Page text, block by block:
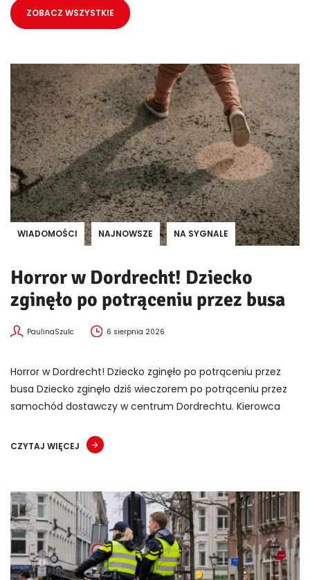
ZOBACZ WSZYSTKIE
WIADOMOŚCI NAJNOWSZE NA SYGNALE
Horror w Dordrecht! Dziecko
zginęło po potrąceniu przez busa
PaulinaSzulc 6 sierpnia 2026
Horror w Dordrecht! Dziecko zginęło po potrąceniu przez
busa Dziecko zginęło dziś wieczorem po potrąceniu przez
samochód dostawczy w centrum Dordrechtu. Kierowca
CZYTAJ WIĘCEJ